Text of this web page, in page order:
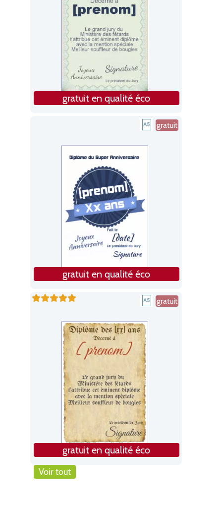
gratuit en qualité éco
gratuit
gratuit en qualité éco
gratuit
gratuit en qualité éco
Voir tout